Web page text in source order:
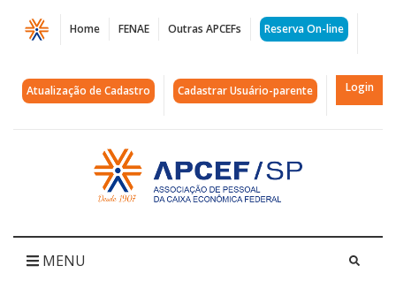
Página
IMG_2423
copiar
APCEF/SP
Home FENAE Outras APCEFs Reserva On-line
Atualização de Cadastro Cadastrar Usuário-parente Login
Acessar
página
inicial
MENU